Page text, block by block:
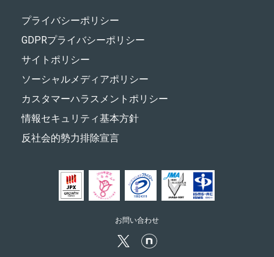
プライバシーポリシー
GDPRプライバシーポリシー
サイトポリシー
ソーシャルメディアポリシー
カスタマーハラスメントポリシー
情報セキュリティ基本方針
反社会的勢力排除宣言
お問い合わせ